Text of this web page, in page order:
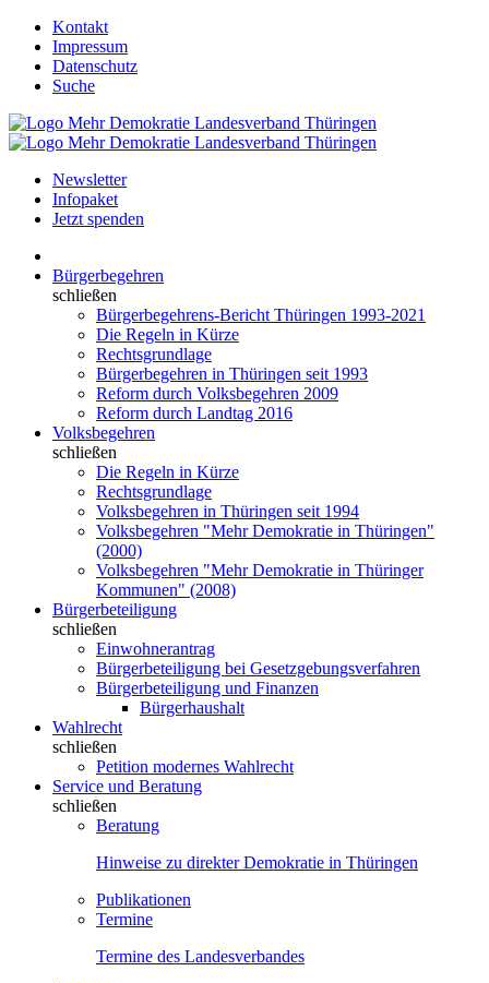
Kontakt
Impressum
Datenschutz
Suche
Newsletter
Infopaket
Jetzt spenden
Bürgerbegehren
schließen
Bürgerbegehrens-Bericht Thüringen 1993-2021
Die Regeln in Kürze
Rechtsgrundlage
Bürgerbegehren in Thüringen seit 1993
Reform durch Volksbegehren 2009
Reform durch Landtag 2016
Volksbegehren
schließen
Die Regeln in Kürze
Rechtsgrundlage
Volksbegehren in Thüringen seit 1994
Volksbegehren "Mehr Demokratie in Thüringen"
(2000)
Volksbegehren "Mehr Demokratie in Thüringer
Kommunen" (2008)
Bürgerbeteiligung
schließen
Einwohnerantrag
Bürgerbeteiligung bei Gesetzgebungsverfahren
Bürgerbeteiligung und Finanzen
Bürgerhaushalt
Wahlrecht
schließen
Petition modernes Wahlrecht
Service und Beratung
schließen
Beratung
Hinweise zu direkter Demokratie in Thüringen
Publikationen
Termine
Termine des Landesverbandes